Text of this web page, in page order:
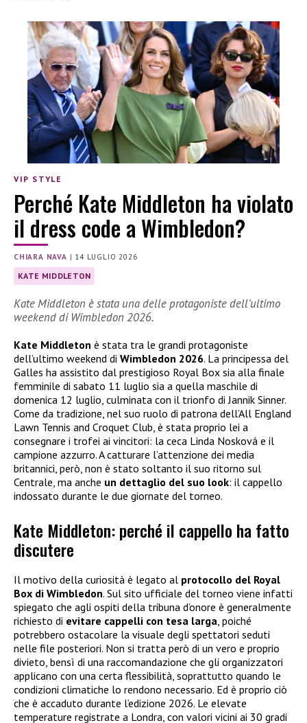
VIP STYLE
Perché Kate Middleton ha violato
il dress code a Wimbledon?
CHIARA NAVA | 14 LUGLIO 2026
KATE MIDDLETON
Kate Middleton è stata una delle protagoniste dell’ultimo
weekend di Wimbledon 2026.
Kate Middleton è stata tra le grandi protagoniste
dell’ultimo weekend di Wimbledon 2026. La principessa del
Galles ha assistito dal prestigioso Royal Box sia alla finale
femminile di sabato 11 luglio sia a quella maschile di
domenica 12 luglio, culminata con il trionfo di Jannik Sinner.
Come da tradizione, nel suo ruolo di patrona dell’All England
Lawn Tennis and Croquet Club, è stata proprio lei a
consegnare i trofei ai vincitori: la ceca Linda Nosková e il
campione azzurro. A catturare l’attenzione dei media
britannici, però, non è stato soltanto il suo ritorno sul
Centrale, ma anche un dettaglio del suo look: il cappello
indossato durante le due giornate del torneo.
Kate Middleton: perché il cappello ha fatto
discutere
Il motivo della curiosità è legato al protocollo del Royal
Box di Wimbledon. Sul sito ufficiale del torneo viene infatti
spiegato che agli ospiti della tribuna d’onore è generalmente
richiesto di evitare cappelli con tesa larga, poiché
potrebbero ostacolare la visuale degli spettatori seduti
nelle file posteriori. Non si tratta però di un vero e proprio
divieto, bensì di una raccomandazione che gli organizzatori
applicano con una certa flessibilità, soprattutto quando le
condizioni climatiche lo rendono necessario. Ed è proprio ciò
che è accaduto durante l’edizione 2026. Le elevate
temperature registrate a Londra, con valori vicini ai 30 gradi